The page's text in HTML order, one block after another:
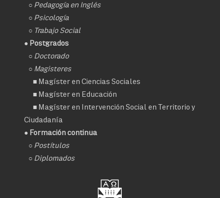
○ Pedagogía en Inglés
○ Psicología
○ Trabajo Social
● Postgrados
○ Doctorado
○ Magisteres
■ Magíster en Ciencias Sociales
■ Magíster en Educación
■ Magíster en Intervención Social en Territorio y
Ciudadanía
● Formación continua
○ Postítulos
○ Diplomados